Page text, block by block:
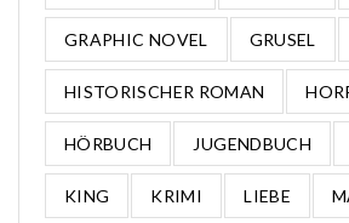
GRAPHIC NOVEL GRUSEL
HISTORISCHER ROMAN
HÖRBUCH JUGENDBUCH
KING KRIMI LIEBE